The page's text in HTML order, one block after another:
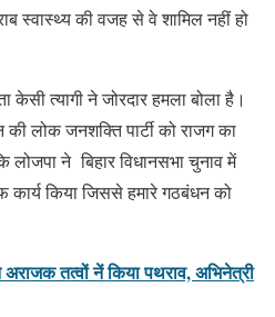
स्वास्थ्य की वजह से वे शामिल नहीं हो
त्यागी ने जोरदार हमला बोला है।
की लोक जनशक्ति पार्टी को राजग का
लोजपा ने बिहार विधानसभा चुनाव में
कार्य किया जिससे हमारे गठबंधन को
तत्वों नें किया पथराव, अभिनेत्री